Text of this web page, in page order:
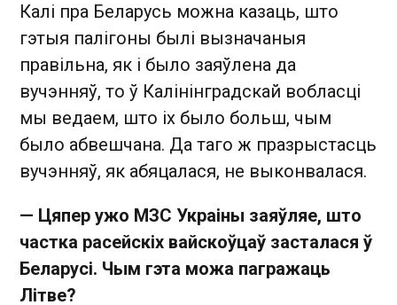
Калі пра Беларусь можна казаць, што
гэтыя палігоны былі вызначаныя
правільна, як і было заяўлена да
вучэнняў, то ў Калінінградскай вобласці
мы ведаем, што іх было больш, чым
было абвешчана. Да таго ж празрыстасць
вучэнняў, як абяцалася, не выконвалася.
— Цяпер ужо МЗС Украіны заяўляе, што
частка расейскіх вайскоўцаў засталася ў
Беларусі. Чым гэта можа пагражаць
Літве?